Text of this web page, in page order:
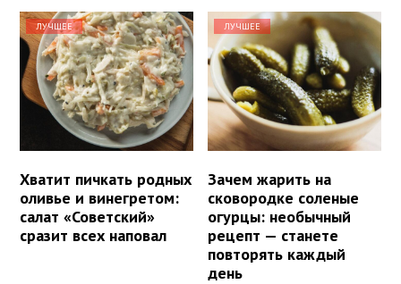
ЛУЧШЕЕ
Хватит пичкать родных
оливье и винегретом:
салат «Советский»
сразит всех наповал
ЛУЧШЕЕ
Зачем жарить на
сковородке соленые
огурцы: необычный
рецепт — станете
повторять каждый
день